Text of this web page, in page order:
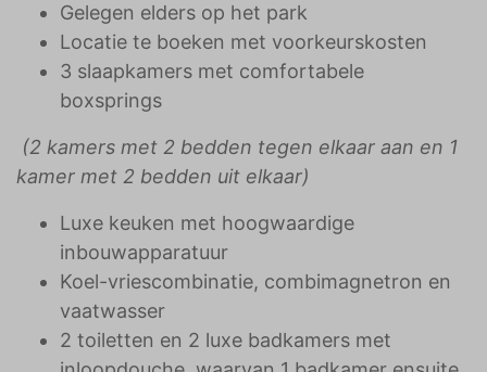
Gelegen elders op het park
Locatie te boeken met voorkeurskosten
3 slaapkamers met comfortabele
boxsprings
(2 kamers met 2 bedden tegen elkaar aan en 1
kamer met 2 bedden uit elkaar)
Luxe keuken met hoogwaardige
inbouwapparatuur
Koel-vriescombinatie, combimagnetron en
vaatwasser
2 toiletten en 2 luxe badkamers met